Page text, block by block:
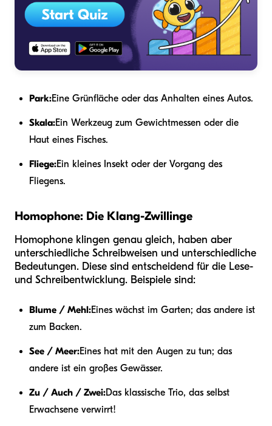
Park:Eine Grünfläche oder das Anhalten eines Autos.
Skala:Ein Werkzeug zum Gewichtmessen oder die
Haut eines Fisches.
Fliege:Ein kleines Insekt oder der Vorgang des
Fliegens.
Homophone: Die Klang-Zwillinge
Homophone klingen genau gleich, haben aber
unterschiedliche Schreibweisen und unterschiedliche
Bedeutungen. Diese sind entscheidend für die Lese-
und Schreibentwicklung. Beispiele sind:
Blume / Mehl:Eines wächst im Garten; das andere ist
zum Backen.
See / Meer:Eines hat mit den Augen zu tun; das
andere ist ein großes Gewässer.
Zu / Auch / Zwei:Das klassische Trio, das selbst
Erwachsene verwirrt!